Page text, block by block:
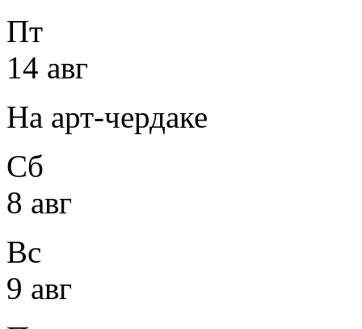
Пт
14 авг
На арт-чердаке
Сб
8 авг
Вс
9 авг